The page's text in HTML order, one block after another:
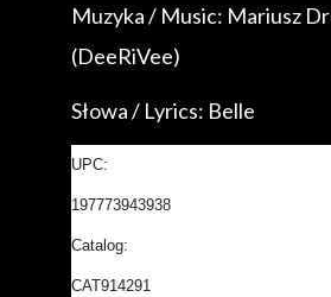
Muzyka / Music: Mariusz
(DeeRiVee)
Słowa / Lyrics: Belle
UPC:
197773943938
Catalog:
CAT914291